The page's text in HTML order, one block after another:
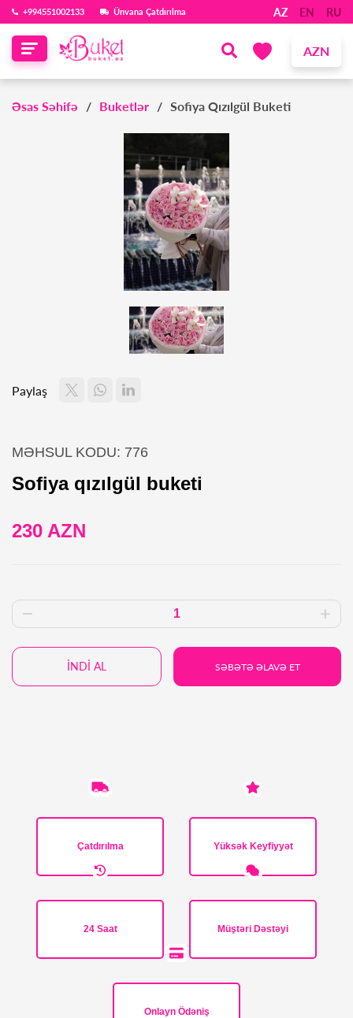
‪+994551002133‬ Ünvana Çatdırılma AZ EN RU
AZN
Əsas Səhifə Buketlər Sofiya Qızılgül Buketi
Paylaş
MƏHSUL KODU: 776
Sofiya qızılgül buketi
230 AZN
İNDİ AL SƏBƏTƏ ƏLAVƏ ET
Çatdırılma Yüksək Keyfiyyət
24 Saat Müştəri Dəstəyi
Onlayn Ödəniş